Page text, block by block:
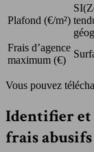
Plafond (€/m²)
Frais d’agence
maximum (€)
Vous pouvez
Identifier et
frais abusifs